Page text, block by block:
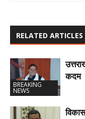
RELATED ARTICLES
BREAKING
NEWS
कदम